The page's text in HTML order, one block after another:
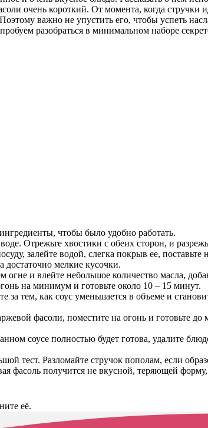
очень короткий. От момента, когда
важно не упустить его, чтобы успеть
разобраться в минимальном наборе
чтобы было удобно работать.
Отрежьте хвостики с обеих сторон, и
залейте водой, слегка покрыв ее,
достаточно мелкие кусочки.
огне и влейте небольшое количество масла,
на минимум и готовьте около 10 – 15 минут.
за тем, как соус уменьшается в объеме и
фасоли, поместите на огонь и готовьте
соусе полностью будет готова, удалите
тест. Разломайте стручок пополам, если
фасоль получится не вкусной, теряющей
её.